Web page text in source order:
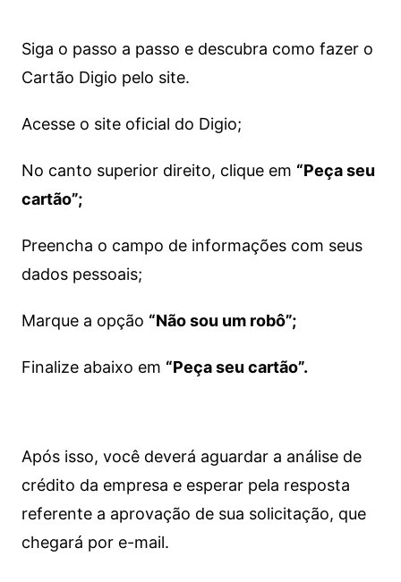
Siga o passo a passo e descubra como fazer o
Cartão Digio pelo site.
Acesse o site oficial do Digio;
No canto superior direito, clique em “Peça seu
cartão”;
Preencha o campo de informações com seus
dados pessoais;
Marque a opção “Não sou um robô”;
Finalize abaixo em “Peça seu cartão”.
Após isso, você deverá aguardar a análise de
crédito da empresa e esperar pela resposta
referente a aprovação de sua solicitação, que
chegará por e-mail.